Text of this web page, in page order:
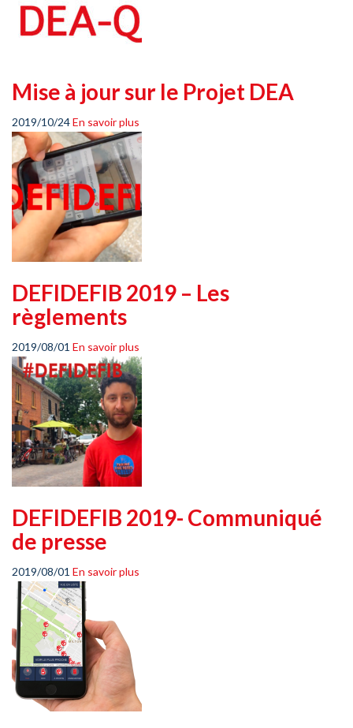
Mise à jour sur le Projet DEA
2019/10/24En savoir plus
DEFIDEFIB 2019 – Les
règlements
2019/08/01 En savoir plus
DEFIDEFIB 2019- Communiqué
de presse
2019/08/01 En savoir plus